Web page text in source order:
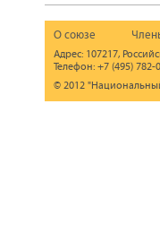
О союзе
Адрес: 107217,
Телефон: +7 (495)
© 2012